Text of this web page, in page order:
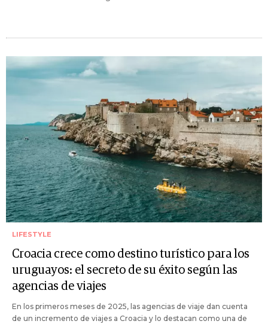
LIFESTYLE
Croacia crece como destino turístico para los
uruguayos: el secreto de su éxito según las
agencias de viajes
En los primeros meses de 2025, las agencias de viaje dan cuenta
de un incremento de viajes a Croacia y lo destacan como una de